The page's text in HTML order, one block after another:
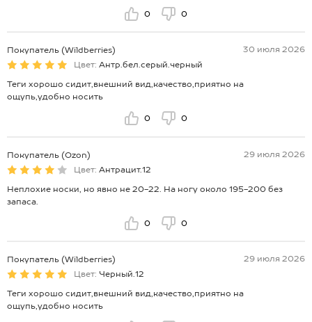
0 0
Покупатель (Wildberries)
30 июля 2026
Цвет: Антр.бел.серый.черный
Теги хорошо сидит,внешний вид,качество,приятно на
ощупь,удобно носить
0 0
Покупатель (Ozon)
29 июля 2026
Цвет: Антрацит.12
Неплохие носки, но явно не 20-22. На ногу около 195-200 без
запаса.
0 0
Покупатель (Wildberries)
29 июля 2026
Цвет: Черный.12
Теги хорошо сидит,внешний вид,качество,приятно на
ощупь,удобно носить